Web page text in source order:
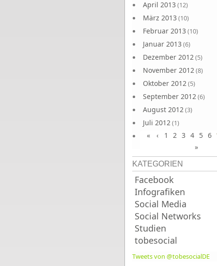
April 2013 (12)
März 2013 (10)
Februar 2013 (10)
Januar 2013 (6)
Dezember 2012(5)
November 2012(8)
Oktober 2012(5)
September 2012(6)
August 2012(3)
Juli 2012(1)
Juni 2012(4)
« ‹ 1 2 3 4 5 6
»
KATEGORIEN
Facebook
Infografiken
Social Media
Social Networks
Studien
tobesocial
Tweets von @tobesocialDE